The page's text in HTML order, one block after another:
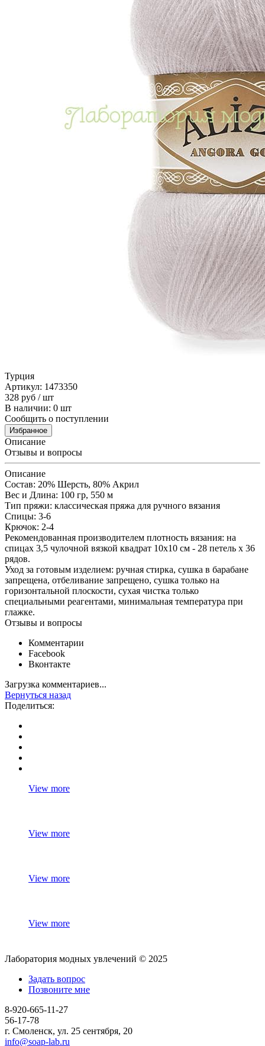
Турция
Артикул: 1473350
328 руб / шт
В наличии: 0 шт
Сообщить о поступлении
Избранное
Описание
Отзывы и вопросы
Описание
Состав: 20% Шерсть, 80% Aкрил
Вес и Длина: 100 гр, 550 м
Тип пряжи: классическая пряжа для ручного вязания
Спицы: 3-6
Крючок: 2-4
Рекомендованная производителем плотность вязания: на
спицах 3,5 чулочной вязкой квадрат 10х10 см - 28 петель х 36
рядов.
Уход за готовым изделием: ручная стирка, сушка в барабане
запрещена, отбеливание запрещено, сушка только на
горизонтальной плоскости, сухая чистка только
специальными реагентами, минимальная температура при
глажке.
Отзывы и вопросы
Комментарии
Facebook
Вконтакте
Загрузка комментариев...
Вернуться назад
Поделиться:
View more
View more
View more
View more
Лаборатория модных увлечений © 2025
Задать вопрос
Позвоните мне
8-920-665-11-27
56-17-78
г. Смоленск, ул. 25 сентября, 20
info@soap-lab.ru